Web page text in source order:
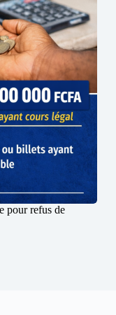
pour refus de